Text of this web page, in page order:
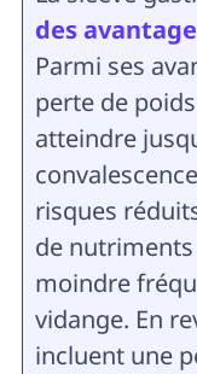
des
Parmi ses
perte de
atteindre
risques
de
moindre
vidange. En
incluent une